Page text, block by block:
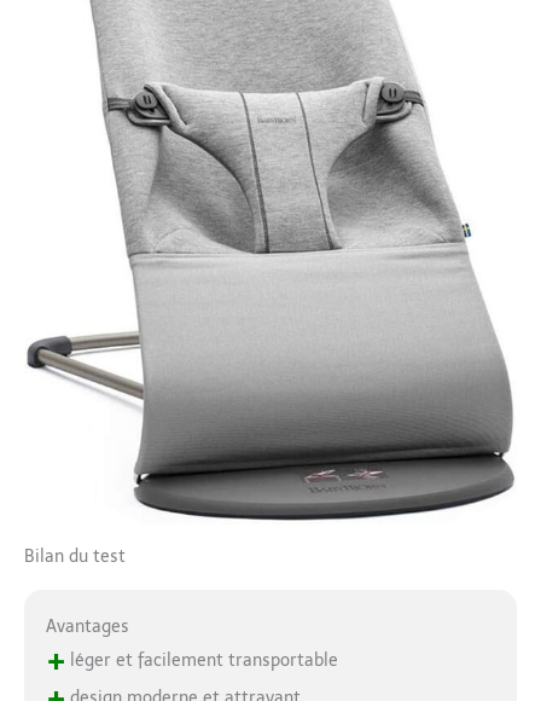
Bilan du test
Avantages
+ léger et facilement transportable